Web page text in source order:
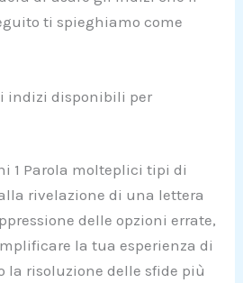
ti spieghiamo come
indizi disponibili per
1 Parola molteplici tipi di
rivelazione di una lettera
delle opzioni errate,
la tua esperienza di
la risoluzione delle sfide più